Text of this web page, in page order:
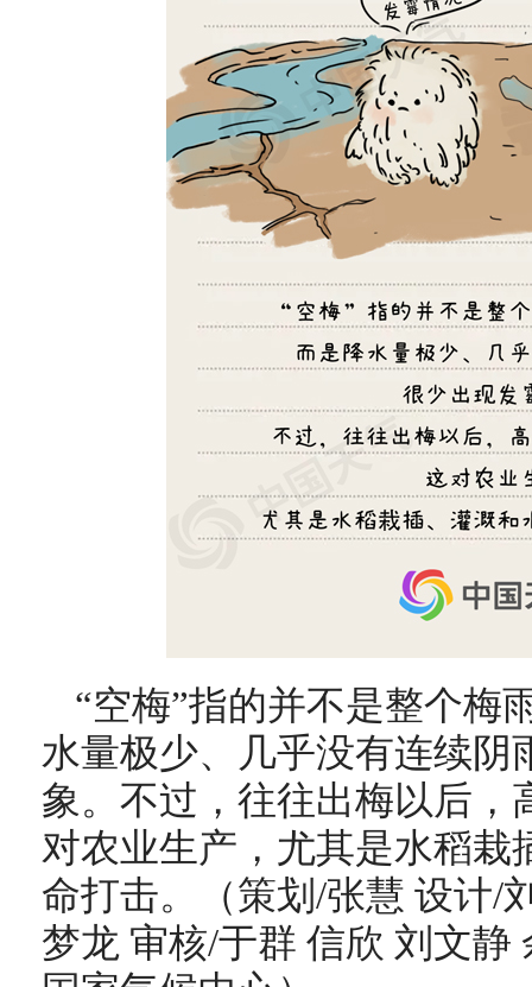
“空梅”指的并不是整个梅
水量极少、几乎没有连续阴
象。不过，往往出梅以后，
对农业生产，尤其是水稻栽
命打击。（策划/张慧 设计/
梦龙 审核/于群 信欣 刘文